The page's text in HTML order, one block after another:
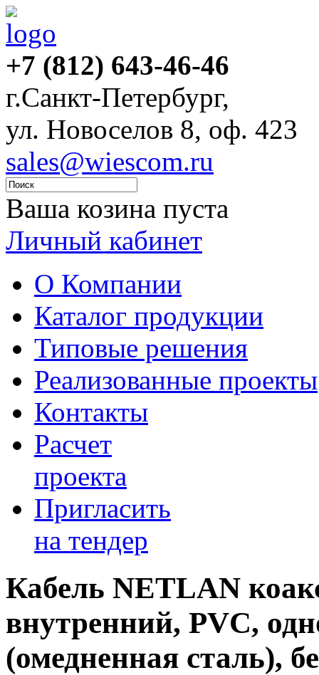
+7 (812) 643-46-46
г.Санкт-Петербург,
ул. Новоселов 8, оф. 423
sales@wiescom.ru
Ваша козина пуста
Личный кабинет
О Компании
Каталог продукции
Типовые решения
Реализованные проекты
Контакты
Расчет
проекта
Пригласить
на тендер
Кабель NETLAN
внутренний, PVC,
(омедненная сталь),